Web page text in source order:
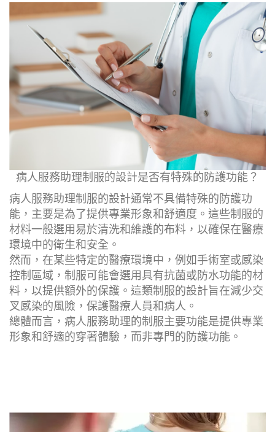
病人服務助理制服的設計是否有特殊的防護功能？
病人服務助理制服的設計通常不具備特殊的防護功
能，主要是為了提供專業形象和舒適度。這些制服的
材料一般選用易於清洗和維護的布料，以確保在醫療
環境中的衛生和安全。
然而，在某些特定的醫療環境中，例如手術室或感染
控制區域，制服可能會選用具有抗菌或防水功能的材
料，以提供額外的保護。這類制服的設計旨在減少交
叉感染的風險，保護醫療人員和病人。
總體而言，病人服務助理的制服主要功能是提供專業
形象和舒適的穿著體驗，而非專門的防護功能。